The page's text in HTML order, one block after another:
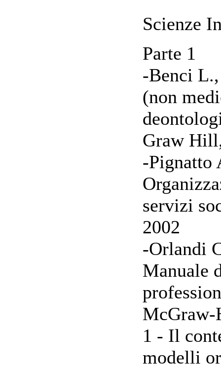
Scienze
Parte 1
-Benci
(non
Graw
-Pignatto
servizi
2002
-Orlandi
Manuale
McGraw-
1 - Il
modelli